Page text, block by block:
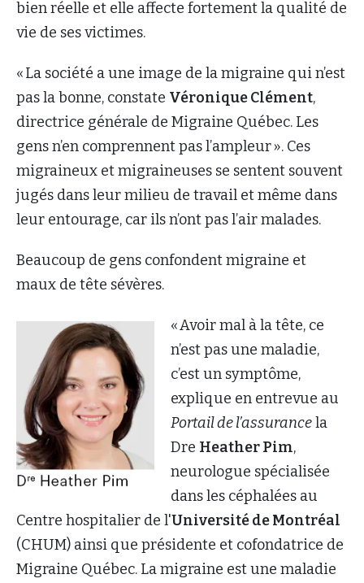
bien réelle et elle affecte fortement la qualité de
vie de ses victimes.
« La société a une image de la migraine qui n’est
pas la bonne, constate Véronique Clément,
directrice générale de Migraine Québec. Les
gens n’en comprennent pas l’ampleur ». Ces
migraineux et migraineuses se sentent souvent
jugés dans leur milieu de travail et même dans
leur entourage, car ils n’ont pas l’air malades.
Beaucoup de gens confondent migraine et
maux de tête sévères.
« Avoir mal à la tête, ce
n’est pas une maladie,
c’est un symptôme,
explique en entrevue au
Portail de l’assurancela
Dre Heather Pim,
neurologue spécialisée
dans les céphalées au
Centre hospitalier de l'Université de Montréal
(CHUM) ainsi que présidente et cofondatrice de
Migraine Québec. La migraine est une maladie